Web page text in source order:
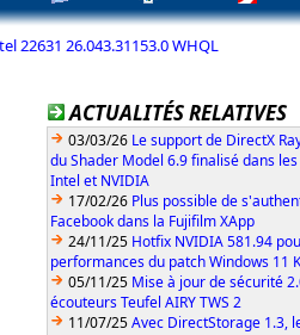
22631 26.043.31153.0 WHQL
ACTUALITÉS RELATIVES
03/03/26 Le support de DirectX
du Shader Model 6.9 finalisé dans
Intel et NVIDIA
17/02/26 Plus possible de
Facebook dans la Fujifilm XApp
24/11/25 Hotfix NVIDIA 581.94
performances du patch Windows 11
05/11/25 Mise à jour de sécurité
écouteurs Teufel AIRY TWS 2
11/07/25Avec DirectStorage 1.3,